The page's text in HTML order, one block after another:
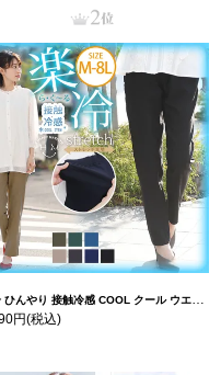
触冷感 COOL クール ウエストゴム 楽ちん ストレッチ 美脚 レギパン 【ストレッチ】 | 大きいサイズの通販ならハッピーマリリン
円(税込)